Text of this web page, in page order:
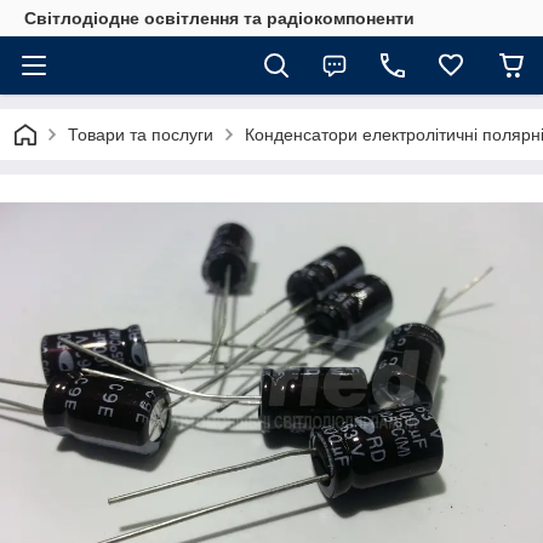
Світлодіодне освітлення та радіокомпоненти
Товари та послуги Конденсатори електролітичні